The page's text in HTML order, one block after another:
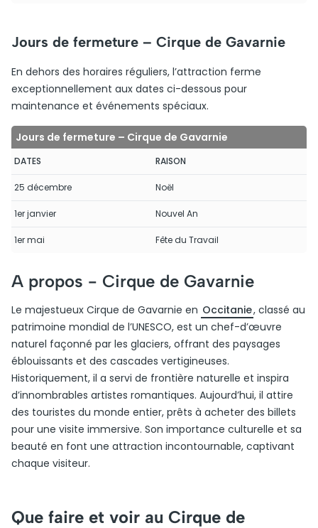
Jours de fermeture – Cirque de Gavarnie
En dehors des horaires réguliers, l’attraction ferme
exceptionnellement aux dates ci-dessous pour
maintenance et événements spéciaux.
Jours de fermeture – Cirque de Gavarnie
DATES RAISON
25 décembre Noël
1er janvier Nouvel An
1er mai Fête du Travail
A propos - Cirque de Gavarnie
Le majestueux Cirque de Gavarnie en Occitanie, classé au
patrimoine mondial de l’UNESCO, est un chef-d’œuvre
naturel façonné par les glaciers, offrant des paysages
éblouissants et des cascades vertigineuses.
Historiquement, il a servi de frontière naturelle et inspira
d’innombrables artistes romantiques. Aujourd’hui, il attire
des touristes du monde entier, prêts à acheter des billets
pour une visite immersive. Son importance culturelle et sa
beauté en font une attraction incontournable, captivant
chaque visiteur.
Que faire et voir au Cirque de